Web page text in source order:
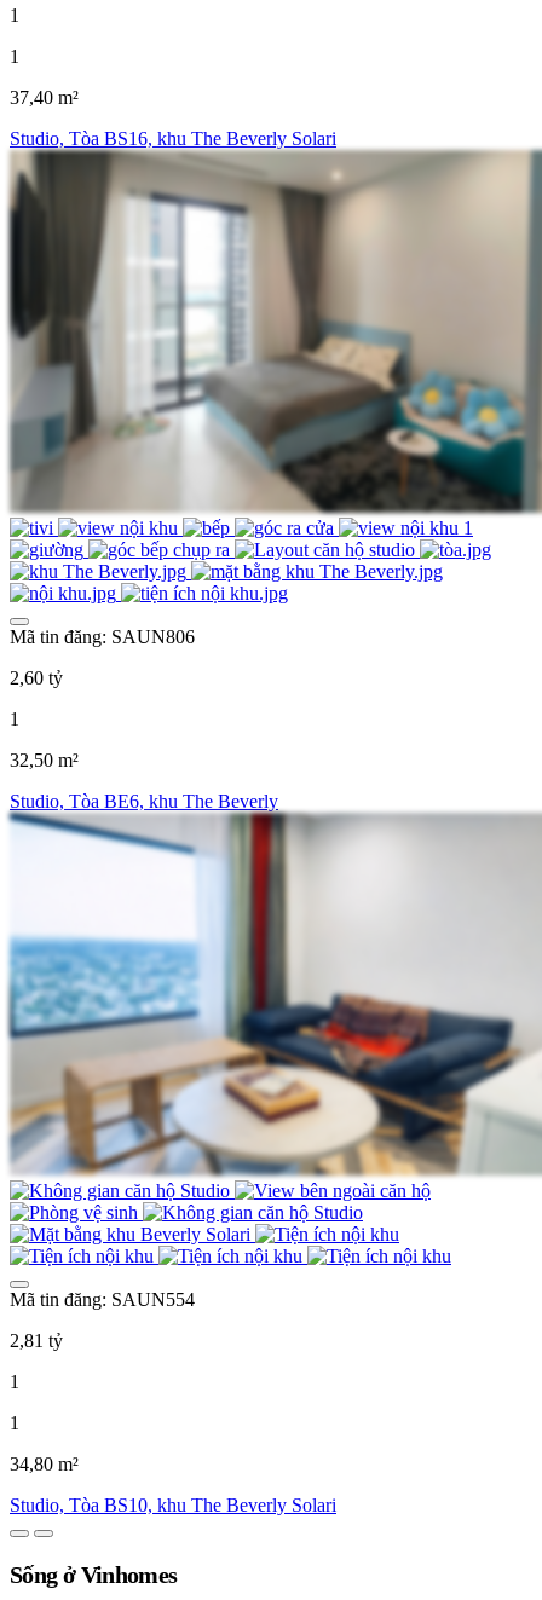
1
1
37,40 m²
Studio, Tòa BS16, khu The Beverly Solari
Mã tin đăng: SAUN806
2,60 tỷ
1
32,50 m²
Studio, Tòa BE6, khu The Beverly
Mã tin đăng: SAUN554
2,81 tỷ
1
1
34,80 m²
Studio, Tòa BS10, khu The Beverly Solari
Sống ở Vinhomes